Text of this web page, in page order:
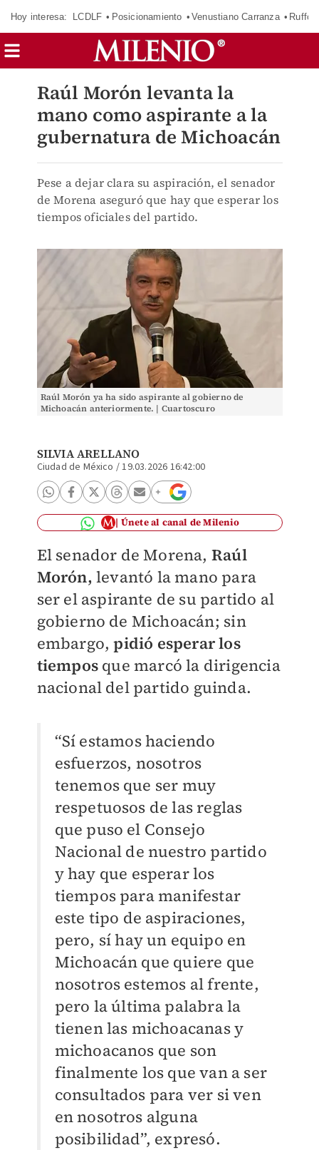
Hoy interesa: LCDLF Posicionamiento Venustiano Carranza Ruffo
Raúl Morón levanta la
mano como aspirante a la
gubernatura de Michoacán
Pese a dejar clara su aspiración, el senador
de Morena aseguró que hay que esperar los
tiempos oficiales del partido.
Raúl Morón ya ha sido aspirante al gobierno de
Michoacán anteriormente. | Cuartoscuro
SILVIA ARELLANO
Ciudad de México /19.03.2026 16:42:00
Únete al canal de Milenio
El senador de Morena, Raúl
Morón, levantó la mano para
ser el aspirante de su partido al
gobierno de Michoacán; sin
embargo,pidió esperar los
tiemposque marcó la dirigencia
nacional del partido guinda.
“Sí estamos haciendo
esfuerzos, nosotros
tenemos que ser muy
respetuosos de las reglas
que puso el Consejo
Nacional de nuestro partido
y hay que esperar los
tiempos para manifestar
este tipo de aspiraciones,
pero, sí hay un equipo en
Michoacán que quiere que
nosotros estemos al frente,
pero la última palabra la
tienen las michoacanas y
michoacanos que son
finalmente los que van a ser
consultados para ver si ven
en nosotros alguna
posibilidad”, expresó.